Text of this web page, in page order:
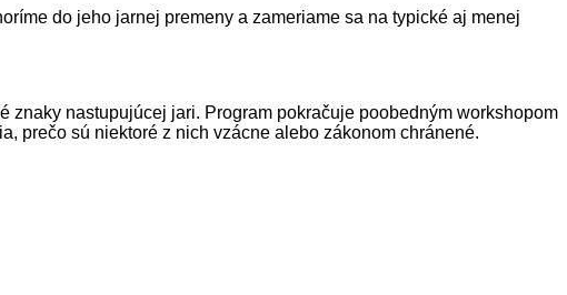
do jeho jarnej premeny a zameriame sa na typické aj menej
nastupujúcej jari. Program pokračuje poobedným workshopom
prečo sú niektoré z nich vzácne alebo zákonom chránené.